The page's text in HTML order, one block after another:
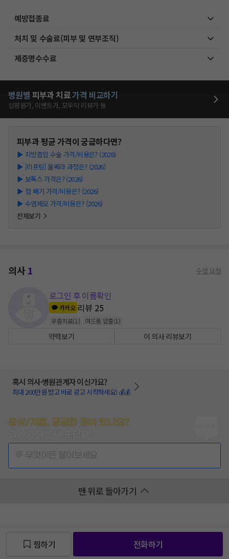
예방접종료
처치 및 수술료(피부 및 연부조직)
제증명수수료
병원별 피부과 치료가격 비교하기
심평원가, 이벤트가, 모두닥 리뷰가 등
피부과평균 가격이 궁금하다면?
▶ 지방흡입 수술 가격/비용은? (2026)
▶ [리프팅] 울쎄라 과정은? (2026)
▶ 보톡스 가격은? (2026)
▶ 점 빼기 가격/비용은? (2026)
▶ 수염제모 가격/비용은? (2026)
전체보기
의사1 수정 요청
로그인 후 이름확인
카카오 리뷰 25
무좀치료(1 ) 여드름 압출(1 )
약력보기 이 의사 리뷰보기
혹시 의사·병원관계자 이신가요?
최대 200만원 받고 바로 광고 시작하세요! 💰💰
증상/치료, 궁금한 점이 있나요?
맨 위로 돌아가기
찜하기 전화하기